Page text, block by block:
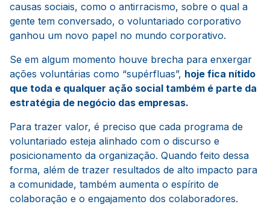
causas sociais, como o antirracismo, sobre o qual a
gente tem conversado, o voluntariado corporativo
ganhou um novo papel no mundo corporativo.
Se em algum momento houve brecha para enxergar
ações voluntárias como “supérfluas”, hoje fica nítido
que toda e qualquer ação social também é parte da
estratégia de negócio das empresas.
Para trazer valor, é preciso que cada programa de
voluntariado esteja alinhado com o discurso e
posicionamento da organização. Quando feito dessa
forma, além de trazer resultados de alto impacto para
a comunidade, também aumenta o espírito de
colaboração e o engajamento dos colaboradores.